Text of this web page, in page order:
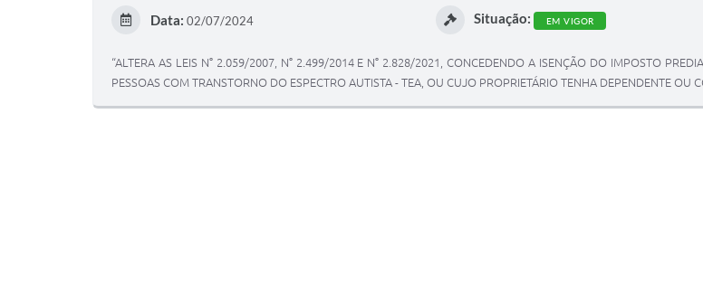
Data: 02/07/2024 Situação: EM VIGOR
“ALTERA AS LEIS N° 2.059/2007, N° 2.499/2014 E N° 2.828/2021, CONCEDENDO A ISENÇÃO DO IMPOSTO
PESSOAS COM TRANSTORNO DO ESPECTRO AUTISTA - TEA, OU CUJO PROPRIETÁRIO TENHA DEPENDENTE OU